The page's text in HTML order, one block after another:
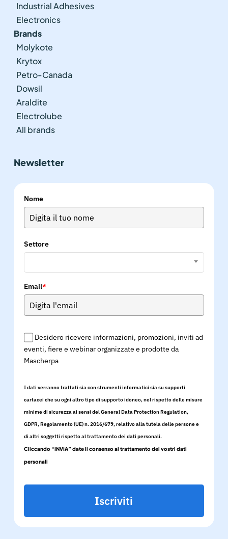
Industrial Adhesives
Electronics
Brands
Molykote
Krytox
Petro-Canada
Dowsil
Araldite
Electrolube
All brands
Newsletter
Nome
Settore
Email*
Desidero ricevere informazioni, promozioni, inviti ad
eventi, fiere e webinar organizzate e prodotte da
Mascherpa
I dati verranno trattati sia con strumenti informatici sia su supporti
cartacei che su ogni altro tipo di supporto idoneo, nel rispetto delle misure
minime di sicurezza ai sensi del General Data Protection Regulation,
GDPR, Regolamento (UE) n. 2016/679, relativo alla tutela delle persone e
di altri soggetti rispetto al trattamento dei dati personali.
Cliccando “INVIA” date il consenso al trattamento dei vostri dati
personali
Iscriviti